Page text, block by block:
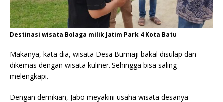
Destinasi wisata Bolaga milik Jatim Park 4 Kota Batu
Makanya, kata dia, wisata Desa Bumiaji bakal disulap dan
dikemas dengan wisata kuliner. Sehingga bisa saling
melengkapi.
Dengan demikian, Jabo meyakini usaha wisata desanya